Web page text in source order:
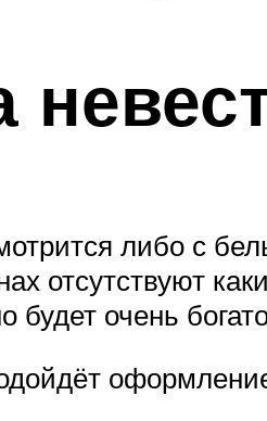
либо с
отсутствуют
будет очень